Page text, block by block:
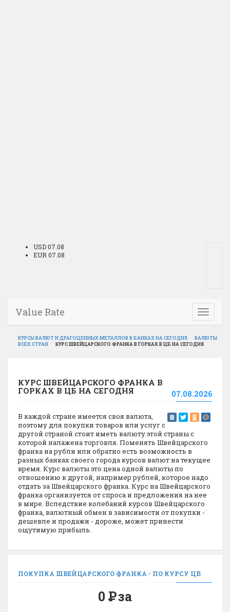
USD 07.08
EUR 07.08
Toggle
Value Rate
КУРСЫ ВАЛЮТ И ДРАГОЦЕННЫХ МЕТАЛЛОВ В БАНКАХ НА СЕГОДНЯ
ВАЛЮТЫ
ВСЕХ СТРАН
КУРС ШВЕЙЦАРСКОГО ФРАНКА В ГОРКАХ В ЦБ НА СЕГОДНЯ
КУРС ШВЕЙЦАРСКОГО ФРАНКА В
ГОРКАХ В ЦБ НА СЕГОДНЯ
07.08.2026
В каждой стране имеется своя валюта,
поэтому для покупки товаров или услуг с
другой страной стоит иметь валюту этой страны с
которой налажена торговля. Поменять Швейцарского
франка на рубли или обратно есть возможность в
разных банках своего города курсов валют на текущее
время. Курс валюты это цена одной валюты по
отношению к другой, например рублей, которое надо
отдать за Швейцарского франка. Курс на Швейцарского
франка организуется от спроса и предложения на нее
в мире. Вследствие колебаний курсов Швейцарского
франка, валютный обмен в зависимости от покупки -
дешевле и продажи - дороже, может принести
ощутимую прибыль.
ПОКУПКА ШВЕЙЦАРСКОГО ФРАНКА - ПО КУРСУ ЦБ
0Рза